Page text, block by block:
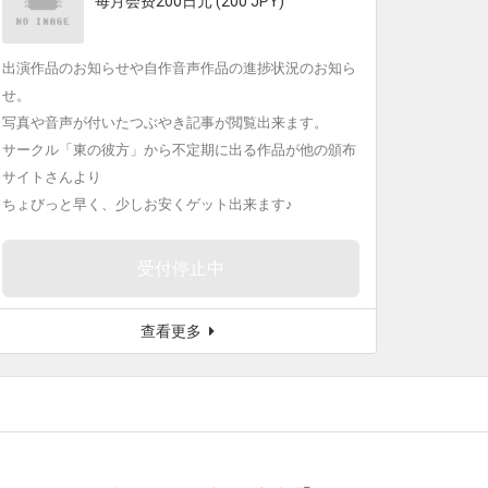
出演作品のお知らせや自作音声作品の進捗状況のお知ら
せ。
写真や音声が付いたつぶやき記事が閲覧出来ます。
サークル「東の彼方」から不定期に出る作品が他の頒布
サイトさんより
ちょびっと早く、少しお安くゲット出来ます♪
查看更多